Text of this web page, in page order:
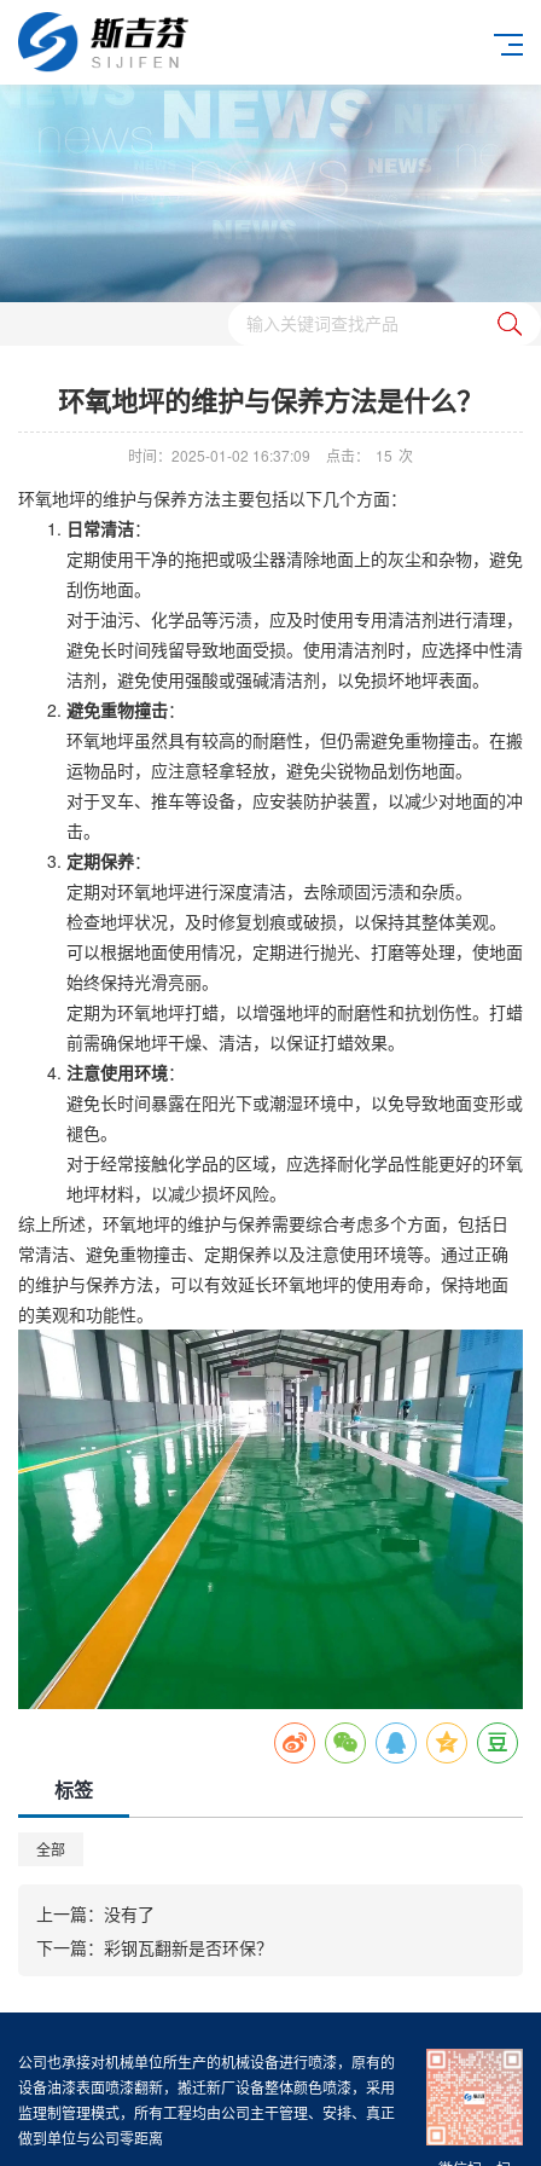
环氧地坪的维护与保养方法是什么？
时间：2025-01-02 16:37:09 点击： 15 次
环氧地坪的维护与保养方法主要包括以下几个方面：
日常清洁：
定期使用干净的拖把或吸尘器清除地面上的灰尘和杂物，避免
刮伤地面。
对于油污、化学品等污渍，应及时使用专用清洁剂进行清理，
避免长时间残留导致地面受损。使用清洁剂时，应选择中性清
洁剂，避免使用强酸或强碱清洁剂，以免损坏地坪表面。
避免重物撞击：
环氧地坪虽然具有较高的耐磨性，但仍需避免重物撞击。在搬
运物品时，应注意轻拿轻放，避免尖锐物品划伤地面。
对于叉车、推车等设备，应安装防护装置，以减少对地面的冲
击。
定期保养：
定期对环氧地坪进行深度清洁，去除顽固污渍和杂质。
检查地坪状况，及时修复划痕或破损，以保持其整体美观。
可以根据地面使用情况，定期进行抛光、打磨等处理，使地面
始终保持光滑亮丽。
定期为环氧地坪打蜡，以增强地坪的耐磨性和抗划伤性。打蜡
前需确保地坪干燥、清洁，以保证打蜡效果。
注意使用环境：
避免长时间暴露在阳光下或潮湿环境中，以免导致地面变形或
褪色。
对于经常接触化学品的区域，应选择耐化学品性能更好的环氧
地坪材料，以减少损坏风险。
综上所述，环氧地坪的维护与保养需要综合考虑多个方面，包括日
常清洁、避免重物撞击、定期保养以及注意使用环境等。通过正确
的维护与保养方法，可以有效延长环氧地坪的使用寿命，保持地面
的美观和功能性。
标签
全部
上一篇： 没有了
下一篇： 彩钢瓦翻新是否环保？
公司也承接对机械单位所生产的机械设备进行喷漆，原有的
设备油漆表面喷漆翻新，搬迁新厂设备整体颜色喷漆，采用
监理制管理模式，所有工程均由公司主干管理、安排、真正
做到单位与公司零距离